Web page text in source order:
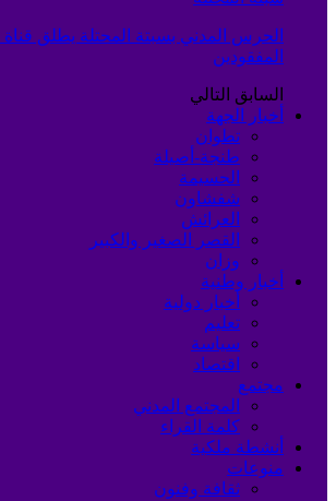
الحرس المدني بسبتة المحتلة يطلق قناة
المفقودين
السابق التالي
أخبار الجهة
تطوان
طنجة-أصيلة
الحسيمة
شفشاون
العرائش
القصر الصغير والكبير
وزان
أخبار وطنية
أخبار دولية
تعليم
سياسة
اقتصاد
مجتمع
المجتمع المدني
كلمة القراء
أنشطة ملكية
منوعات
ثقافة وفنون